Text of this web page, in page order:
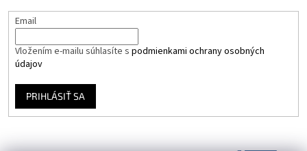
Email
Vložením e-mailu súhlasíte s podmienkami ochrany osobných
údajov
PRIHLÁSIŤ SA